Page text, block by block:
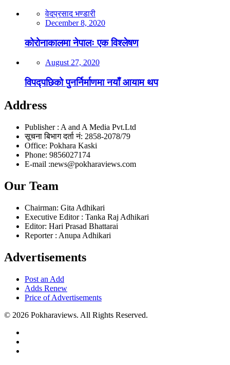
वेदप्रसाद भण्डारी
December 8, 2020
कोरोनाकालमा नेपालः एक विश्लेषण
August 27, 2020
विपद्पछिको पुनर्निर्माणमा नयाँ आयाम थप
Address
Publisher : A and A Media Pvt.Ltd
सूचना बिभाग दर्ता नं: 2858-2078/79
Office: Pokhara Kaski
Phone: 9856027174
E-mail :news@pokharaviews.com
Our Team
Chairman: Gita Adhikari
Executive Editor : Tanka Raj Adhikari
Editor: Hari Prasad Bhattarai
Reporter : Anupa Adhikari
Advertisements
Post an Add
Adds Renew
Price of Advertisements
© 2026 Pokharaviews. All Rights Reserved.